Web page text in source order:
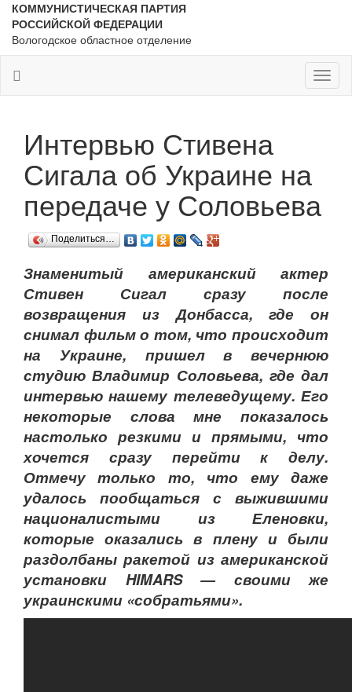
КОММУНИСТИЧЕСКАЯ ПАРТИЯ
РОССИЙСКОЙ ФЕДЕРАЦИИ
Вологодское областное отделение
Интервью Стивена
Сигала об Украине на
передаче у Соловьева
Поделиться…
Знаменитый американский актер
Стивен Сигал сразу после
возвращения из Донбасса, где он
снимал фильм о том, что происходит
на Украине, пришел в вечернюю
студию Владимир Соловьева, где дал
интервью нашему телеведущему. Его
некоторые слова мне показалось
настолько резкими и прямыми, что
хочется сразу перейти к делу.
Отмечу только то, что ему даже
удалось пообщаться с выжившими
националистыми из Еленовки,
которые оказались в плену и были
раздолбаны ракетой из американской
установки HIMARS — своими же
украинскими «собратьями».